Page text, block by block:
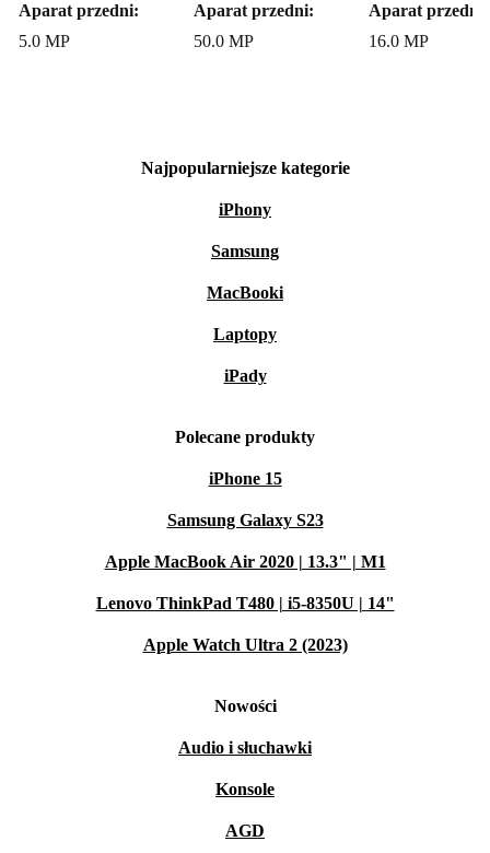
Aparat przedni:
5.0 MP
Aparat przedni:
50.0 MP
Aparat przedni:
16.0 MP
Najpopularniejsze kategorie
iPhony
Samsung
MacBooki
Laptopy
iPady
Polecane produkty
iPhone 15
Samsung Galaxy S23
Apple MacBook Air 2020 | 13.3" | M1
Lenovo ThinkPad T480 | i5-8350U | 14"
Apple Watch Ultra 2 (2023)
Nowości
Audio i słuchawki
Konsole
AGD